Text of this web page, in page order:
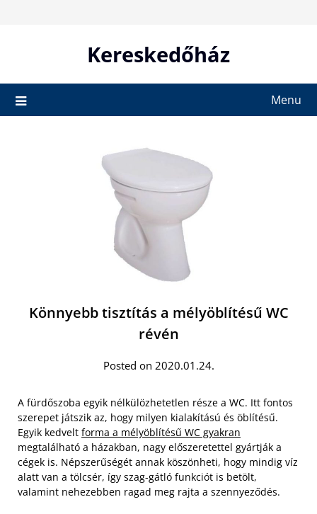
Kereskedőház
Menu
Könnyebb tisztítás a mélyöblítésű WC
révén
Posted on 2020.01.24.
A fürdőszoba egyik nélkülözhetetlen része a WC. Itt fontos
szerepet játszik az, hogy milyen kialakítású és öblítésű.
Egyik kedvelt forma a mélyöblítésű WC gyakran
megtalálható a házakban, nagy előszeretettel gyártják a
cégek is. Népszerűségét annak köszönheti, hogy mindig víz
alatt van a tölcsér, így szag-gátló funkciót is betölt,
valamint nehezebben ragad meg rajta a szennyeződés.